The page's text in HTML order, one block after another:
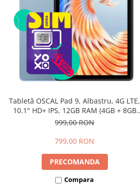
Tabletă OSCAL Pad 9, Albastru, 4G LTE,
10.1" HD+ IPS, 12GB RAM (4GB + 8GB
extensibili), 128GB, Android 15,
999,00 RON
799,00 RON
PRECOMANDA
Compara